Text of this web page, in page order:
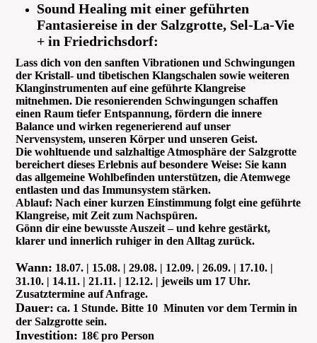
Sound Healing mit einer geführten
Fantasiereise in der Salzgrotte, Sel-La-Vie
+ in Friedrichsdorf:
Lass dich von den sanften Vibrationen und Schwingungen
der Kristall- und tibetischen Klangschalen sowie weiteren
Klanginstrumenten auf eine geführte Klangreise
mitnehmen. Die resonierenden Schwingungen schaffen
einen Raum tiefer Entspannung, fördern die innere
Balance und wirken regenerierend auf unser
Nervensystem, unseren Körper und unseren Geist.
Die wohltuende und salzhaltige Atmosphäre der Salzgrotte
bereichert dieses Erlebnis auf besondere Weise: Sie kann
das allgemeine Wohlbefinden unterstützen, die Atemwege
entlasten und das Immunsystem stärken.
Ablauf: Nach einer kurzen Einstimmung folgt eine geführte
Klangreise, mit Zeit zum Nachspüren.
Gönn dir eine bewusste Auszeit – und kehre gestärkt,
klarer und innerlich ruhiger in den Alltag zurück.
Wann: 18.07. | 15.08. | 29.08. | 12.09. | 26.09. | 17.10. |
31.10. | 14.11. | 21.11. | 12.12. | jeweils um 17 Uhr.
Zusatztermine auf Anfrage.
Dauer: ca. 1 Stunde. Bitte 10 Minuten vor dem Termin in
der Salzgrotte sein.
Investition: 18€ pro Person